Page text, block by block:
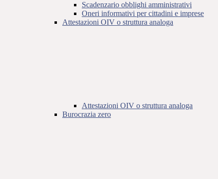
Scadenzario obblighi amministrativi
Oneri informativi per cittadini e imprese
Attestazioni OIV o struttura analoga
Attestazioni OIV o struttura analoga
Burocrazia zero